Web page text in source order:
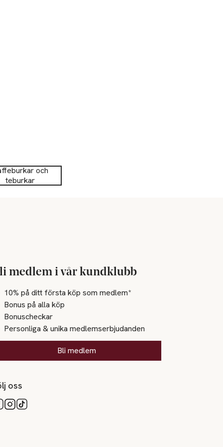
och
teburkar
medlem i vår kundklubb
10% på ditt första köp som medlem*
Bonus på alla köp
Bonuscheckar
Personliga & unika medlemserbjudanden
Bli medlem
oss